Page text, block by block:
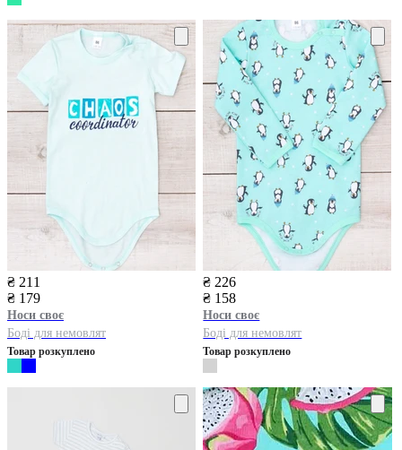
₴ 211
₴ 179
Носи своє
Боді для немовлят
Товар розкуплено
₴ 226
₴ 158
Носи своє
Боді для немовлят
Товар розкуплено